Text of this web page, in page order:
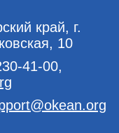
край, г.
10
41-00,